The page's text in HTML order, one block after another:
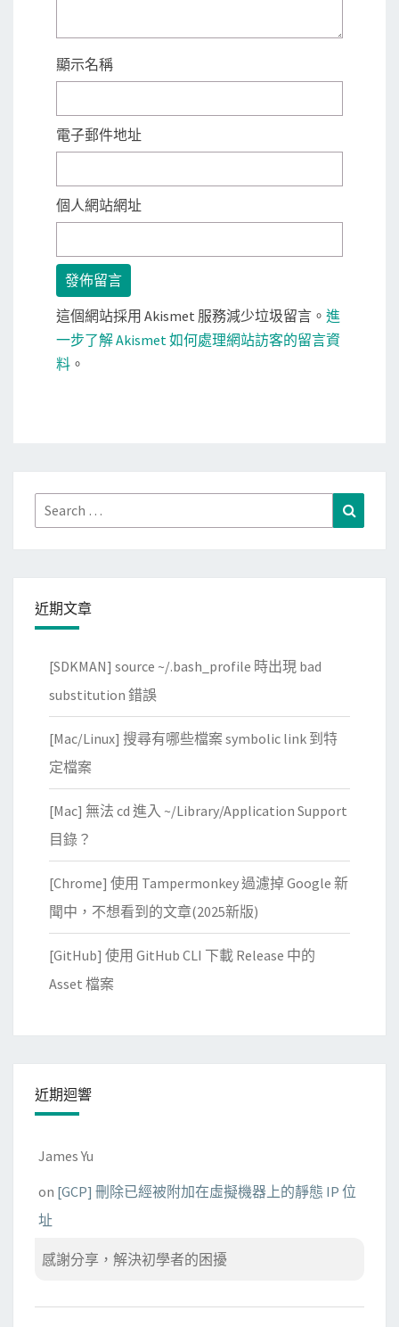
顯示名稱
電子郵件地址
個人網站網址
這個網站採用 Akismet 服務減少垃圾留言。 進
一步了解 Akismet 如何處理網站訪客的留言資
料 。
Search
for:
近期文章
[SDKMAN] source ~/.bash_profile 時出現 bad
substitution 錯誤
[Mac/Linux] 搜尋有哪些檔案 symbolic link 到特
定檔案
[Mac] 無法 cd 進入 ~/Library/Application Support
目錄？
[Chrome] 使用 Tampermonkey 過濾掉 Google 新
聞中，不想看到的文章(2025新版)
[GitHub] 使用 GitHub CLI 下載 Release 中的
Asset 檔案
近期迴響
James Yu
on [GCP] 刪除已經被附加在虛擬機器上的靜態 IP 位
址
感謝分享，解決初學者的困擾